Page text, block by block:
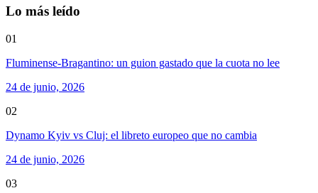
Lo más leído
01
Fluminense-Bragantino: un guion gastado que la cuota no lee
24 de junio, 2026
02
Dynamo Kyiv vs Cluj: el libreto europeo que no cambia
24 de junio, 2026
03